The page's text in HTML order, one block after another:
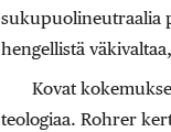
sukupuolineutraalia
hengellistä
Kovat
teologiaa. Rohrer